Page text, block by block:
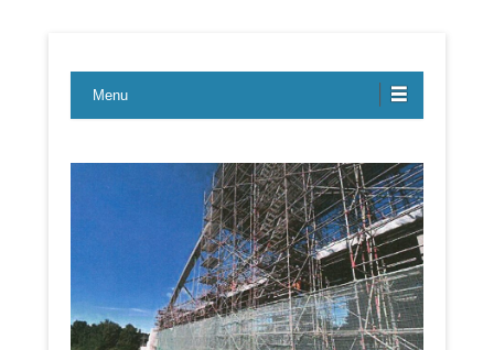
LBE-Express
Menu